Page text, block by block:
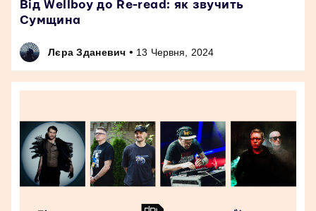
Від Wellboy до Re-read: як звучить
Сумщина
Лєра Зданевич • 13 Червня, 2024